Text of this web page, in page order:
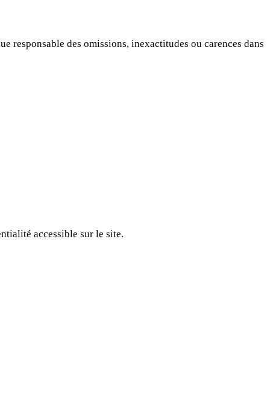
responsable des omissions, inexactitudes ou carences dans
accessible sur le site.